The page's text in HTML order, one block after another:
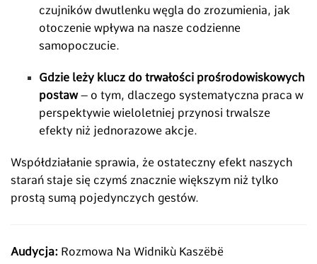
czujników dwutlenku węgla do zrozumienia, jak
otoczenie wpływa na nasze codzienne
samopoczucie.
Gdzie leży klucz do trwałości prośrodowiskowych
postaw– o tym, dlaczego systematyczna praca w
perspektywie wieloletniej przynosi trwalsze
efekty niż jednorazowe akcje.
Współdziałanie sprawia, że ostateczny efekt naszych
starań staje się czymś znacznie większym niż tylko
prostą sumą pojedynczych gestów.
Audycja: Rozmowa Na Widnikù Kaszëbë